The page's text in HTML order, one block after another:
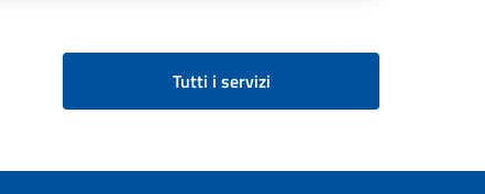
Tutti i servizi